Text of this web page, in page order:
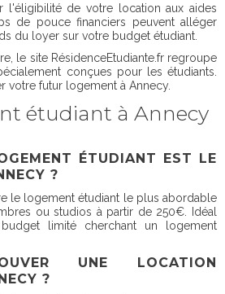
l'éligibilité de votre location aux aides
de pouce financiers peuvent alléger
du loyer sur votre budget étudiant.
le site RésidenceEtudiante.fr regroupe
conçues pour les étudiants.
votre futur logement à Annecy.
étudiant à Annecy
ÉTUDIANT EST LE
?
le logement étudiant le plus abordable
ou studios à partir de 250€. Idéal
limité cherchant un logement
UNE LOCATION
?